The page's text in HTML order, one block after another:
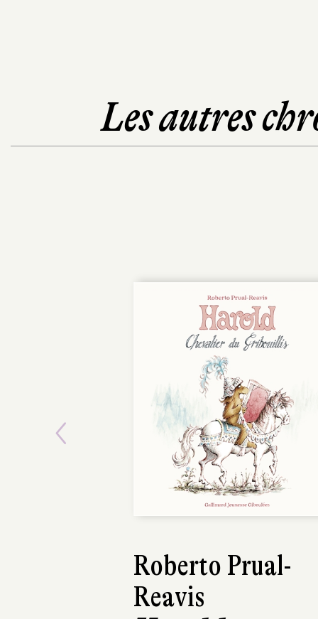
Les autres
Jonathan
Stutzman
Previous